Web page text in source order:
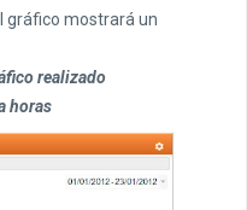
gráfico mostrará un
realizado
horas